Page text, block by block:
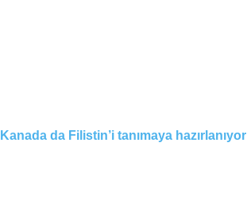
Kanada da Filistin’i tanımaya hazırlanıyor